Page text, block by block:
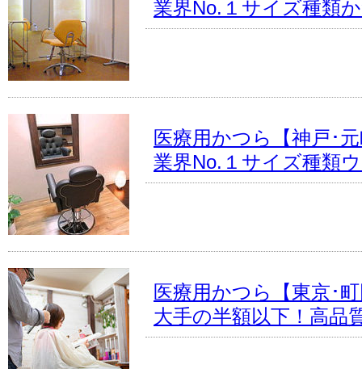
業界No.１サイズ種類
医療用かつら【神戸･
業界No.１サイズ種類
医療用かつら【東京･
大手の半額以下！高品